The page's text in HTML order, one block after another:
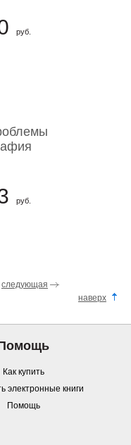
руб.
руб.
следующая
наверх
Как купить
электронные книги
Помощь